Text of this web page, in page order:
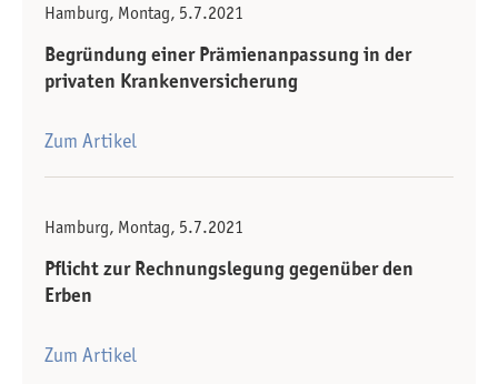
Hamburg, Montag, 5.7.2021
Begründung einer Prämienanpassung in der
privaten Krankenversicherung
Zum Artikel
Hamburg, Montag, 5.7.2021
Pflicht zur Rechnungslegung gegenüber den
Erben
Zum Artikel